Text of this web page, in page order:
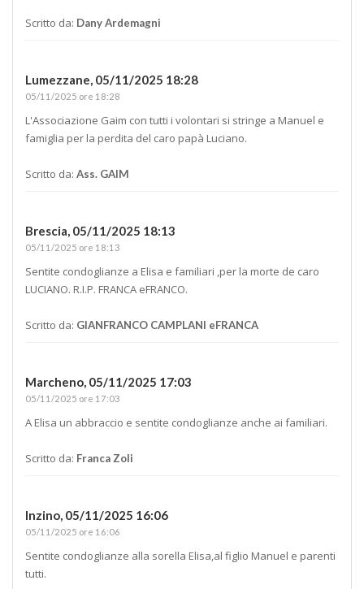
Scritto da: Dany Ardemagni
Lumezzane, 05/11/2025 18:28
05/11/2025 ore 18:28
L'Associazione Gaim con tutti i volontari si stringe a Manuel e
famiglia per la perdita del caro papà Luciano.
Scritto da: Ass. GAIM
Brescia, 05/11/2025 18:13
05/11/2025 ore 18:13
Sentite condoglianze a Elisa e familiari ,per la morte de caro
LUCIANO. R.I.P. FRANCA eFRANCO.
Scritto da: GIANFRANCO CAMPLANI eFRANCA
Marcheno, 05/11/2025 17:03
05/11/2025 ore 17:03
A Elisa un abbraccio e sentite condoglianze anche ai familiari.
Scritto da: Franca Zoli
Inzino, 05/11/2025 16:06
05/11/2025 ore 16:06
Sentite condoglianze alla sorella Elisa,al figlio Manuel e parenti
tutti.